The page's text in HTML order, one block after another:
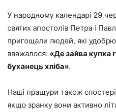
У народному календарі 29
святих апостолів Петра і
пригощали людей, які
вважалося: «Де зайва купка
буханець хліба».
Наші пращури також
якщо зранку вони активно